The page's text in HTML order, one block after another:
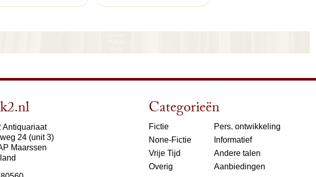
Antiquariaat
24 (unit 3)
Maarssen
Categorieën
Fictie
None-Fictie
Vrije Tijd
Overig
Pers. ontwikkeling
Informatief
Andere talen
Aanbiedingen